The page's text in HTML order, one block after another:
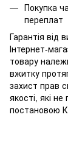
Покупка
переплат
Гарантія від
Інтернет-
товару
вжитку
захист прав
якості, які
постановою